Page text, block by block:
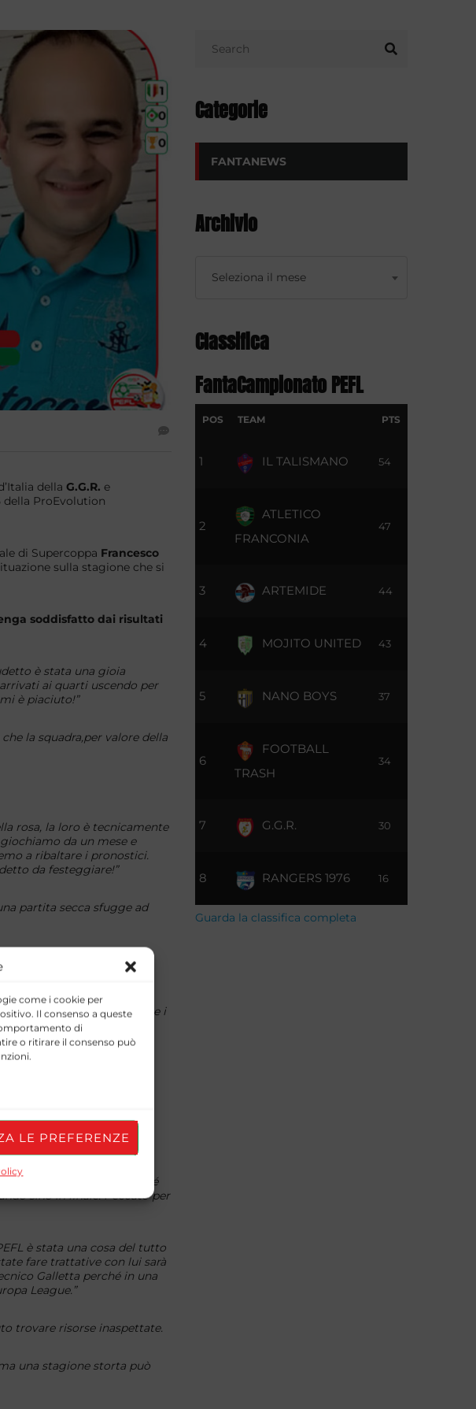
come i cookie per
Il consenso a queste
di
o ritirare il consenso può
LE PREFERENZE
della G.G.R. e
della ProEvolution
di Supercoppa Francesco
sulla stagione che si
soddisfatto dai risultati
è stata una gioia
ai quarti uscendo per
è piaciuto!”
la squadra,per valore della
rosa, la loro è tecnicamente
da un mese e
a ribaltare i pronostici.
da festeggiare!”
partita secca sfugge ad
un lavoro fantastico,
loro partenze pensavo che i
tutti gli ostacoli. Il mio
una brutta partita
delusione ma non
a mister Merrino perché
sino in finale. Peccato per
è stata una cosa del tutto
fare trattative con lui sarà
Galletta perché in una
League.”
trovare risorse inaspettate.
una stagione storta può
Categorie
FANTANEWS
Archivio
Seleziona il mese
Classifica
FantaCampionato PEFL
POS TEAM PTS
1 IL TALISMANO 54
2
ATLETICO
FRANCONIA
47
3 ARTEMIDE 44
4 MOJITO UNITED 43
5 NANO BOYS 37
6
FOOTBALL
TRASH
34
7 G.G.R. 30
8 RANGERS 1976 16
Guarda la classifica completa